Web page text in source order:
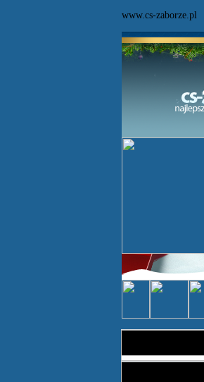
www.cs-zaborze.pl